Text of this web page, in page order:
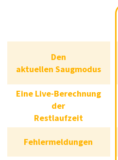
Denaktuellen
Eine Live-Berechnung
Restlaufzeit
Den
aktuellen Saugmodus
Eine Live-Berechnung
der
Restlaufzeit
Fehlermeldungen